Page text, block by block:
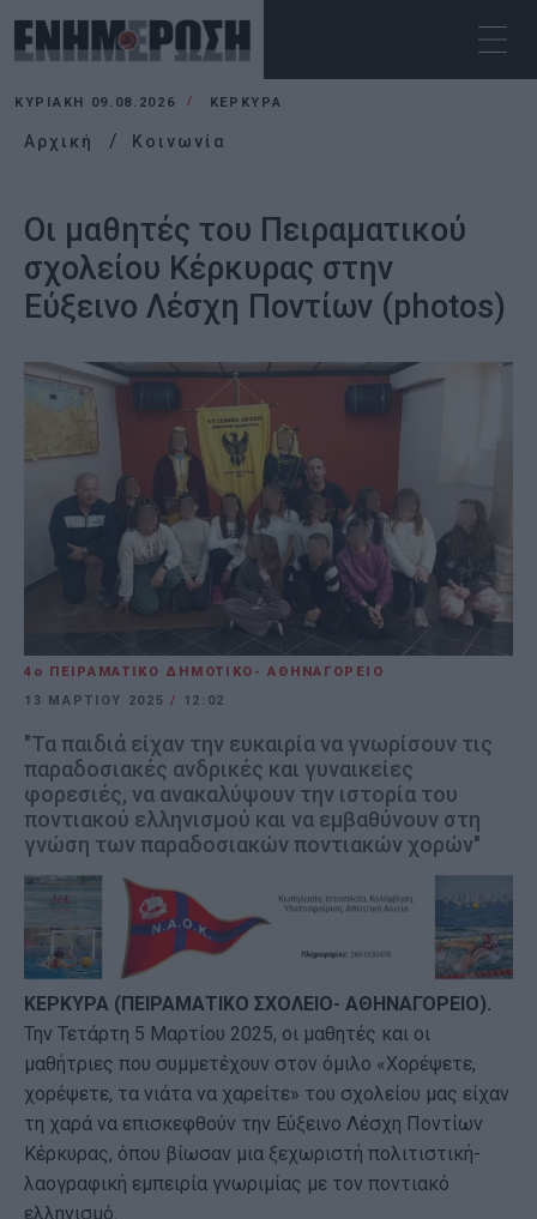
ΚΥΡΙΑΚΉ 09.08.2026 ΚΕΡΚΥΡΑ
Αρχική Κοινωνία
Οι μαθητές του Πειραματικού
σχολείου Κέρκυρας στην
Εύξεινο Λέσχη Ποντίων (photos)
4ο ΠΕΙΡΑΜΑΤΙΚΟ ΔΗΜΟΤΙΚΟ- ΑΘΗΝΑΓΟΡΕΙΟ
13 ΜΑΡΤΊΟΥ 2025/ 12:02
"Τα παιδιά είχαν την ευκαιρία να γνωρίσουν τις
παραδοσιακές ανδρικές και γυναικείες
φορεσιές, να ανακαλύψουν την ιστορία του
ποντιακού ελληνισμού και να εμβαθύνουν στη
γνώση των παραδοσιακών ποντιακών χορών"
ΚΕΡΚΥΡΑ (ΠΕΙΡΑΜΑΤΙΚΟ ΣΧΟΛΕΙΟ- ΑΘΗΝΑΓΟΡΕΙΟ).
Την Τετάρτη 5 Μαρτίου 2025, οι μαθητές και οι
μαθήτριες που συμμετέχουν στον όμιλο «Χορέψετε,
χορέψετε, τα νιάτα να χαρείτε» του σχολείου μας είχαν
τη χαρά να επισκεφθούν την Εύξεινο Λέσχη Ποντίων
Κέρκυρας, όπου βίωσαν μια ξεχωριστή πολιτιστική-
λαογραφική εμπειρία γνωριμίας με τον ποντιακό
ελληνισμό.